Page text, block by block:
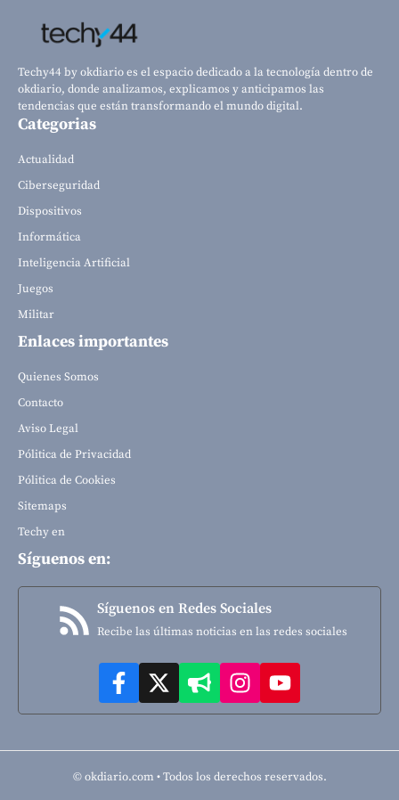
Techy44 by okdiario es el espacio dedicado a la tecnología dentro de
okdiario, donde analizamos, explicamos y anticipamos las
tendencias que están transformando el mundo digital.
Categorias
Actualidad
Ciberseguridad
Dispositivos
Informática
Inteligencia Artificial
Juegos
Militar
Enlaces importantes
Quienes Somos
Contacto
Aviso Legal
Pólitica de Privacidad
Pólitica de Cookies
Sitemaps
Techy en
Síguenos en:
Síguenos en Redes Sociales
Recibe las últimas noticias en las redes sociales
© okdiario.com • Todos los derechos reservados.